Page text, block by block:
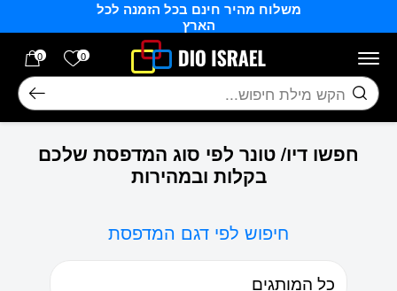
משלוח מהיר חינם בכל הזמנה לכל
הארץ
0 הרשימה
0
חיפוש
חפשו דיו/ טונר לפי סוג המדפסת שלכם
בקלות ובמהירות
חיפוש לפי דגם המדפסת